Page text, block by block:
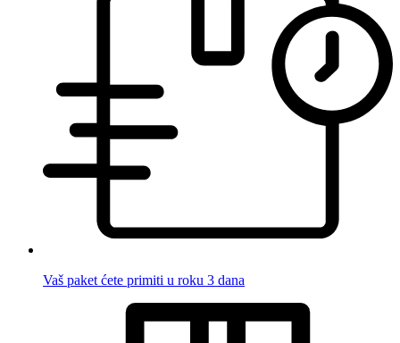
Vaš paket ćete primiti u roku 3 dana